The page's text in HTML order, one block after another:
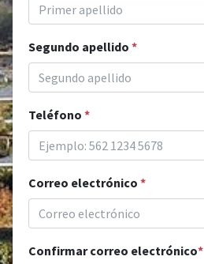
Segundo apellido *
Teléfono *
Correo electrónico *
Confirmar correo electrónico*